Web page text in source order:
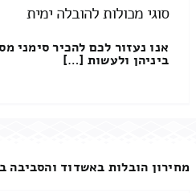
סוגי מכולות להובלה ימית
אנו נעזור לכם להכיר סימני
ביניהן ולעשות […]
מחירון הובלות באשדוד והסביבה